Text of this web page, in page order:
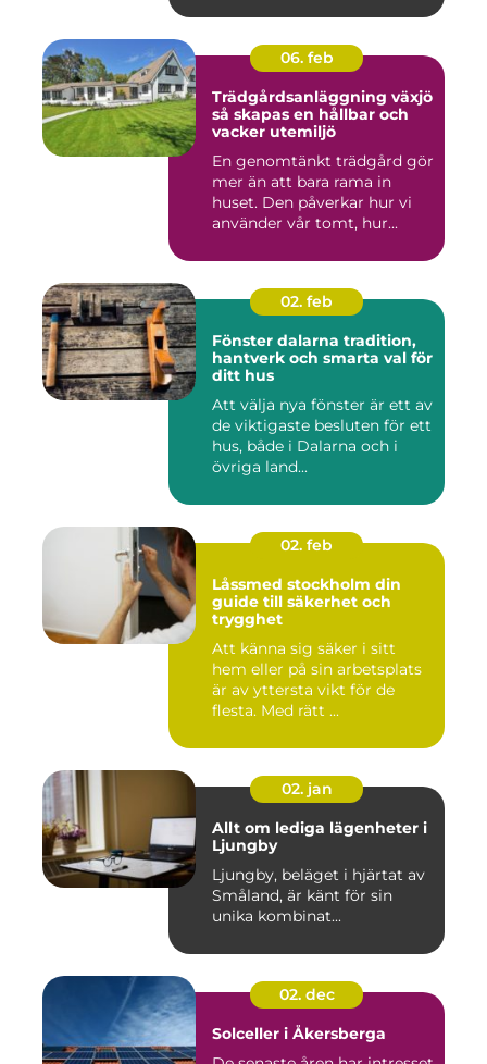
06. feb
Trädgårdsanläggning växjö
så skapas en hållbar och
vacker utemiljö
En genomtänkt trädgård gör
mer än att bara rama in
huset. Den påverkar hur vi
använder vår tomt, hur...
02. feb
Fönster dalarna tradition,
hantverk och smarta val för
ditt hus
Att välja nya fönster är ett av
de viktigaste besluten för ett
hus, både i Dalarna och i
övriga land...
02. feb
Låssmed stockholm din
guide till säkerhet och
trygghet
Att känna sig säker i sitt
hem eller på sin arbetsplats
är av yttersta vikt för de
flesta. Med rätt ...
02. jan
Allt om lediga lägenheter i
Ljungby
Ljungby, beläget i hjärtat av
Småland, är känt för sin
unika kombinat...
02. dec
Solceller i Åkersberga